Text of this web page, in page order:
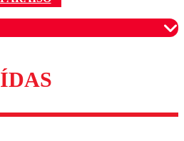
moderados para garantizar un
respetuoso.